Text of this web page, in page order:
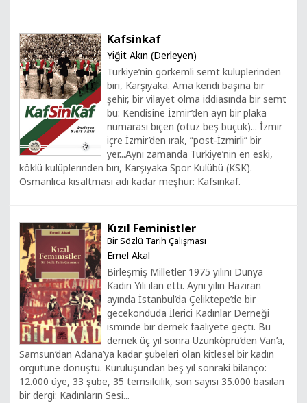
Kafsinkaf
Yiğit Akın (Derleyen)
Türkiye’nin görkemli semt kulüplerinden
biri, Karşıyaka. Ama kendi başına bir
şehir, bir vilayet olma iddiasında bir semt
bu: Kendisine İzmir’den ayrı bir plaka
numarası biçen (otuz beş buçuk)... İzmir
içre İzmir’den ırak, ”post-İzmirli” bir
yer...Aynı zamanda Türkiye’nin en eski,
köklü kulüplerinden biri, Karşıyaka Spor Kulübü (KSK).
Osmanlıca kısaltması adı kadar meşhur: Kafsinkaf.
Kızıl Feministler
Bir Sözlü Tarih Çalışması
Emel Akal
Birleşmiş Milletler 1975 yılını Dünya
Kadın Yılı ilan etti. Aynı yılın Haziran
ayında İstanbul’da Çeliktepe’de bir
gecekonduda İlerici Kadınlar Derneği
isminde bir dernek faaliyete geçti. Bu
dernek üç yıl sonra Uzunköprü’den Van’a,
Samsun’dan Adana’ya kadar şubeleri olan kitlesel bir kadın
örgütüne dönüştü. Kuruluşundan beş yıl sonraki bilanço:
12.000 üye, 33 şube, 35 temsilcilik, son sayısı 35.000 basılan
bir dergi: Kadınların Sesi...